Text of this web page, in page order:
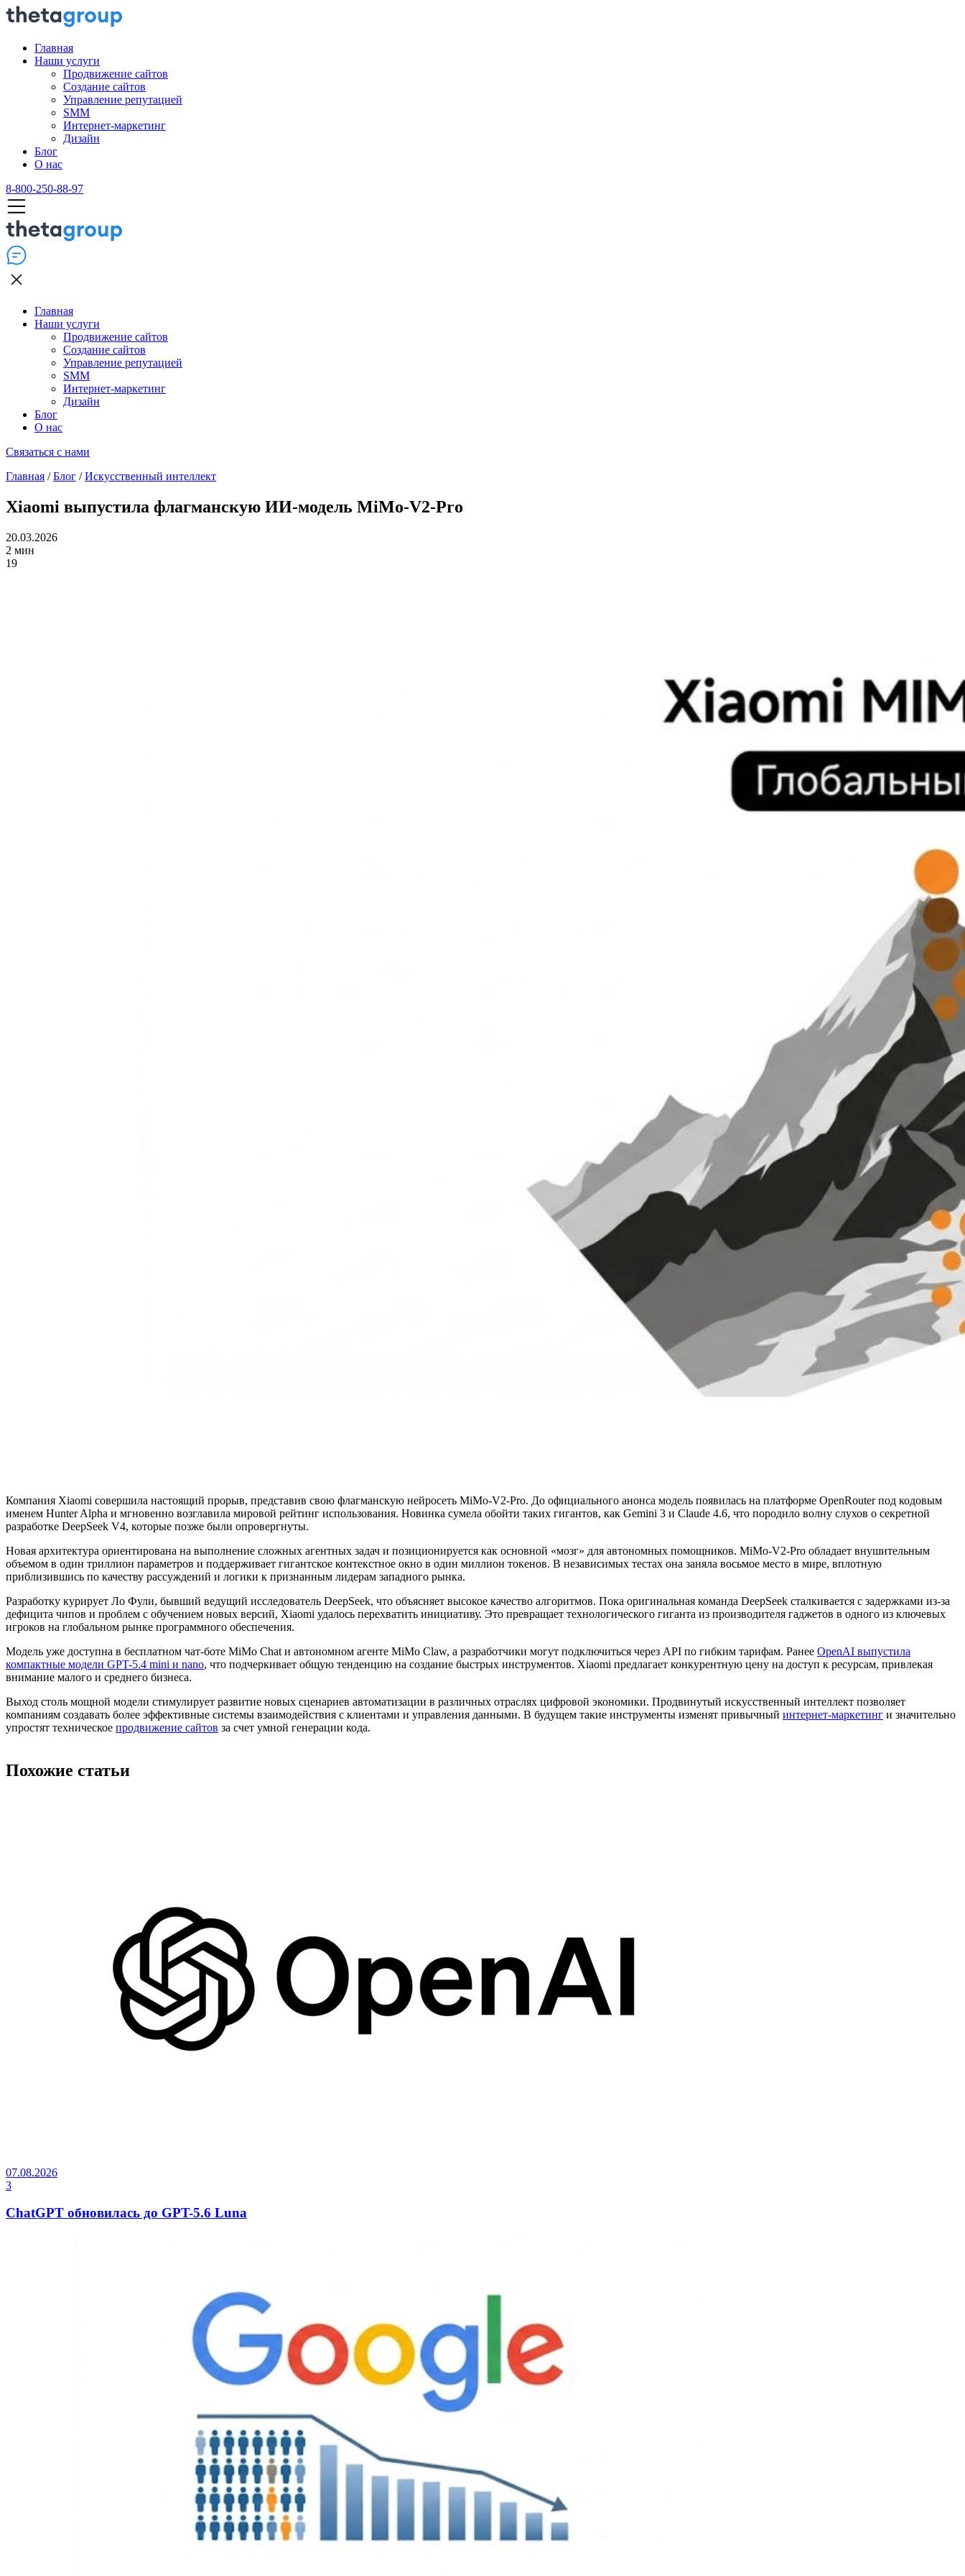
Главная
Наши услуги
Продвижение сайтов
Создание сайтов
Управление репутацией
SMM
Интернет-маркетинг
Дизайн
Блог
О нас
8-800-250-88-97
Главная
Наши услуги
Продвижение сайтов
Создание сайтов
Управление репутацией
SMM
Интернет-маркетинг
Дизайн
Блог
О нас
Связаться с нами
Главная /Блог /Искусственный интеллект
Xiaomi выпустила флагманскую ИИ-модель MiMo-V2-Pro
20.03.2026
2 мин
19
Компания Xiaomi совершила настоящий прорыв, представив свою флагманскую нейросеть MiMo-V2-Pro. До официального анонса модель появилась на платформе OpenRouter под кодовым
именем Hunter Alpha и мгновенно возглавила мировой рейтинг использования. Новинка сумела обойти таких гигантов, как Gemini 3 и Claude 4.6, что породило волну слухов о секретной
разработке DeepSeek V4, которые позже были опровергнуты.
Новая архитектура ориентирована на выполнение сложных агентных задач и позиционируется как основной «мозг» для автономных помощников. MiMo-V2-Pro обладает внушительным
объемом в один триллион параметров и поддерживает гигантское контекстное окно в один миллион токенов. В независимых тестах она заняла восьмое место в мире, вплотную
приблизившись по качеству рассуждений и логики к признанным лидерам западного рынка.
Разработку курирует Ло Фули, бывший ведущий исследователь DeepSeek, что объясняет высокое качество алгоритмов. Пока оригинальная команда DeepSeek сталкивается с задержками из-за
дефицита чипов и проблем с обучением новых версий, Xiaomi удалось перехватить инициативу. Это превращает технологического гиганта из производителя гаджетов в одного из ключевых
игроков на глобальном рынке программного обеспечения.
Модель уже доступна в бесплатном чат-боте MiMo Chat и автономном агенте MiMo Claw, а разработчики могут подключиться через API по гибким тарифам. Ранее OpenAI выпустила
компактные модели GPT-5.4 mini и nano, что подчеркивает общую тенденцию на создание быстрых инструментов. Xiaomi предлагает конкурентную цену на доступ к ресурсам, привлекая
внимание малого и среднего бизнеса.
Выход столь мощной модели стимулирует развитие новых сценариев автоматизации в различных отраслях цифровой экономики. Продвинутый искусственный интеллект позволяет
компаниям создавать более эффективные системы взаимодействия с клиентами и управления данными. В будущем такие инструменты изменят привычный интернет-маркетинг и значительно
упростят техническое продвижение сайтов за счет умной генерации кода.
Похожие статьи
07.08.2026
3
ChatGPT обновилась до GPT-5.6 Luna